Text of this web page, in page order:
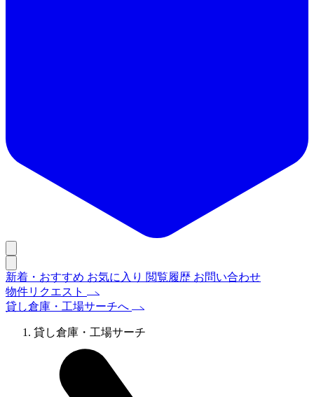
新着・おすすめ お気に入り 閲覧履歴 お問い合わせ
物件リクエスト
貸し倉庫・工場サーチへ
貸し倉庫・工場サーチ